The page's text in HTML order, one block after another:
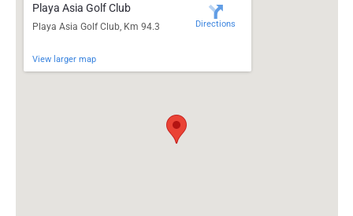
Playa Asia Golf Club
Playa Asia Golf Club, Km 94.3
View larger map
Directions